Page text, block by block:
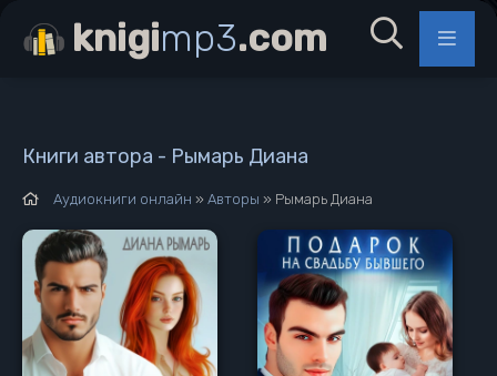
Книги автора - Рымарь Диана
Аудиокниги онлайн » Авторы » Рымарь Диана
knigimp3.com